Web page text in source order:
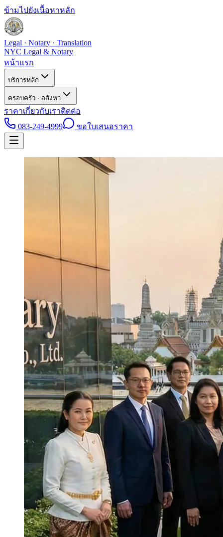
ข้ามไปยังเนื้อหาหลัก
Legal · Notary · Translation
NYC Legal & Notary
หน้าแรก
บริการหลัก
ครอบครัว · อสังหา
ราคาเกี่ยวกับเราติดต่อ
083-249-4999
ขอใบเสนอราคา